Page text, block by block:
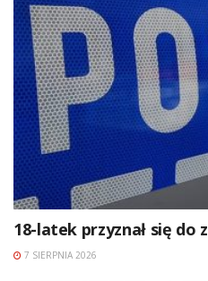
18-latek przyznał się do
7 SIERPNIA 2026